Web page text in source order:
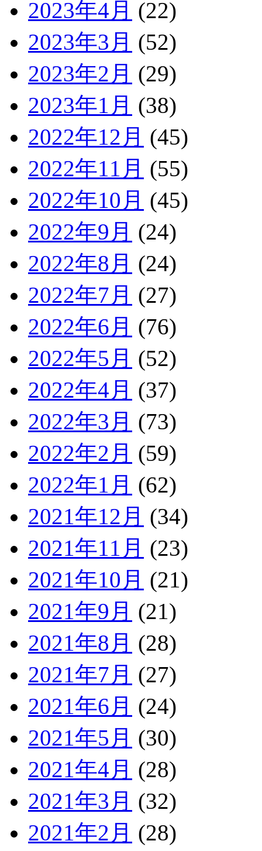
2023年4月 (22)
2023年3月 (52)
2023年2月 (29)
2023年1月 (38)
2022年12月 (45)
2022年11月 (55)
2022年10月 (45)
2022年9月 (24)
2022年8月 (24)
2022年7月 (27)
2022年6月 (76)
2022年5月 (52)
2022年4月 (37)
2022年3月 (73)
2022年2月 (59)
2022年1月 (62)
2021年12月 (34)
2021年11月 (23)
2021年10月 (21)
2021年9月 (21)
2021年8月 (28)
2021年7月 (27)
2021年6月 (24)
2021年5月 (30)
2021年4月 (28)
2021年3月 (32)
2021年2月 (28)